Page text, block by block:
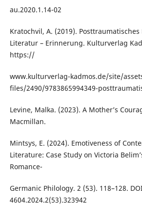
au.2020.1.14-02
Kratochvil, A. (2019).
Literatur – Erinnerung. Kulturverlag
https://
www.kulturverlag-kadmos.de/site/
files/2490/9783865994349-
Levine, Malka. (2023). A Mother’s
Macmillan.
Mintsys, E. (2024). Emotiveness of
Literature: Case Study on Victoria
Romance-
Germanic Philology. 2 (53). 118–128.
4604.2024.2(53).323942